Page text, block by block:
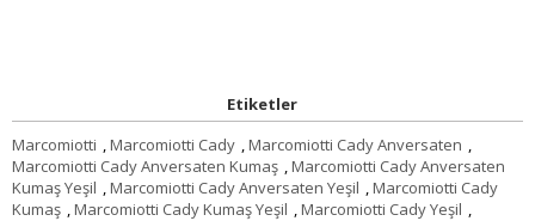
Etiketler
Marcomiotti ,Marcomiotti Cady ,Marcomiotti Cady Anversaten ,
Marcomiotti Cady Anversaten Kumaş ,Marcomiotti Cady Anversaten
Kumaş Yeşil ,Marcomiotti Cady Anversaten Yeşil ,Marcomiotti Cady
Kumaş ,Marcomiotti Cady Kumaş Yeşil ,Marcomiotti Cady Yeşil ,